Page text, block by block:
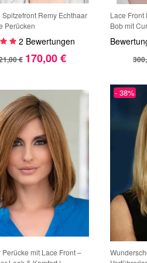
Spitzefront Remy Echthaar
Perücken
2 Bewertungen
€ 170,00 €
Lace Front
Bob mit
Natürlich &
Perücke mit Lace Front –
- 38%